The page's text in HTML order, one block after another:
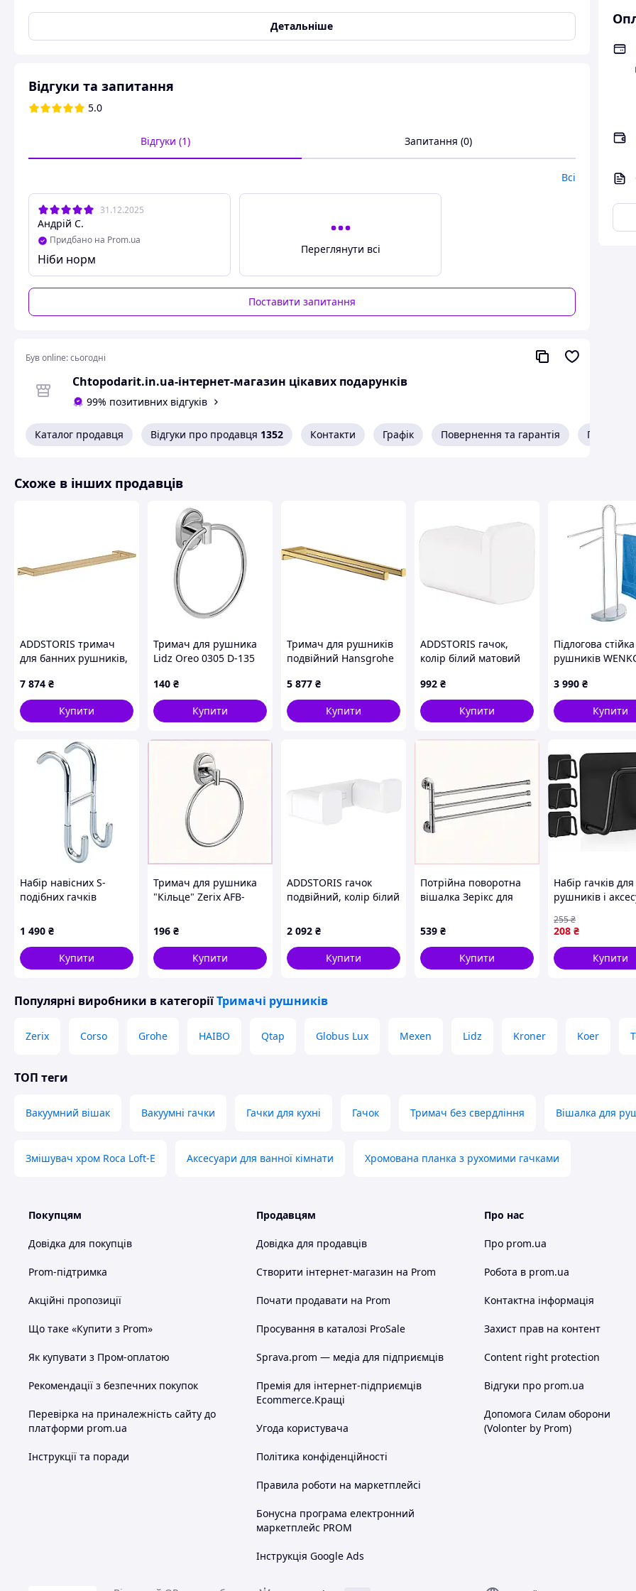
Колір
Сірий
Спосіб кріплення
Гачок-присоска, універсальний настінний тримач
без свердління з нержавіючої сталі, вакуумна
вішалка
Переваги:
Надійна фіксація
Міцно тримається на місці, не ковзає та не падає. Не відпадає з часом.
Без свердління
Просто натисніть та поверніть – не потрібні інструменти чи клей.
Багаторазове використання
слідів.
Фіксується на склі, дзеркалах, плитці та інших гладких поверхнях.
ШВИДКО І ПРОСТО
Детальніше
Відгуки та запитання
5.0
Відгуки (1) Запитання (0)
Всі
31.12.2025
Андрій С.
Придбано на Prom.ua
Ніби норм
Переглянути всі
Поставити запитання
Був online:сьогодні
Chtopodarit.in.ua-інтернет-магазин цікавих подарунків
99% позитивних відгуків
Каталог продавця Відгуки про продавця 1352 Контакти Графік Повернення та гарантія Про
Схоже в інших продавців
ADDSTORIS тримач
для банних рушників,
шліфованна бронза
7 874 ₴
Купити
Тримач для рушника
Lidz Oreo 0305 D-135
Chrome
140 ₴
Купити
Тримач для рушників
подвійний Hansgrohe
Polished Gold Optic
(41770990), золото
5 877 ₴
Купити
ADDSTORIS гачок,
колiр бiлий матовий
992 ₴
Купити
Підлогова
рушників
перекладинами,
44×48×93, 5 см,
срібляста
3 990 ₴
Купити
Набір навісних S-
подібних гачків
сріблястий
1 490 ₴
Купити
Тримач для рушника
"Кільце" Zerix AFB-
T56963C35
196 ₴
Купити
ADDSTORIS гачок
подвійний, колір білий
2 092 ₴
Купити
Потрійна поворотна
вішалка Зерікс для
539 ₴
Купити
Набір гачків для
рушників і
(XJ5225)
208 ₴
255₴
Купити
Популярні виробники в категоріїТримачі рушників
Zerix Corso Grohe HAIBO Qtap Globus Lux Mexen Lidz Kroner Koer
ТОП теги
Вакуумний вішак Вакуумні гачки Гачки для кухні Гачок Тримач без свердління Вішалка для
Змішувач хром Roca Loft-E Аксесуари для ванної кімнати Хромована планка з рухомими гачками
Покупцям
Довідка для покупців
Prom-підтримка
Акційні пропозиції
Що таке «Купити з Prom»
Як купувати з Пром-оплатою
Рекомендації з безпечних покупок
Перевірка на приналежність сайту до
платформи prom.ua
Інструкції та поради
Продавцям
Довідка для продавців
Створити інтернет-магазин на Prom
Почати продавати на Prom
Просування в каталозі ProSale
Sprava.prom — медіа для підприємців
Премія для інтернет-підприємців
Ecommerce.Кращі
Угода користувача
Політика конфіденційності
Правила роботи на маркетплейсі
Бонусна програма електронний
маркетплейс PROM
Інструкція Google Ads
Про нас
Про prom.ua
Робота в prom.ua
Контактна інформація
Захист прав на контент
Content right protection
Відгуки про prom.ua
Допомога Силам оборони
(Volonter by Prom)